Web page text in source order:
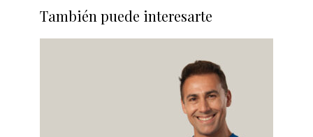
También puede interesarte